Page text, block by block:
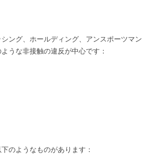
ング、ホールディング、アンスポーツマン
うな非接触の違反が中心です：
のようなものがあります：